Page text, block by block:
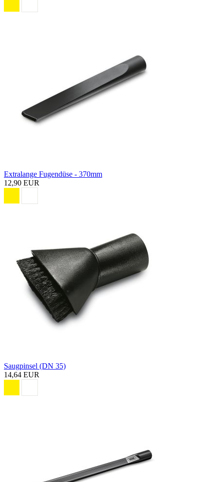
Extralange Fugendüse - 370mm
12,90 EUR
Saugpinsel (DN 35)
14,64 EUR